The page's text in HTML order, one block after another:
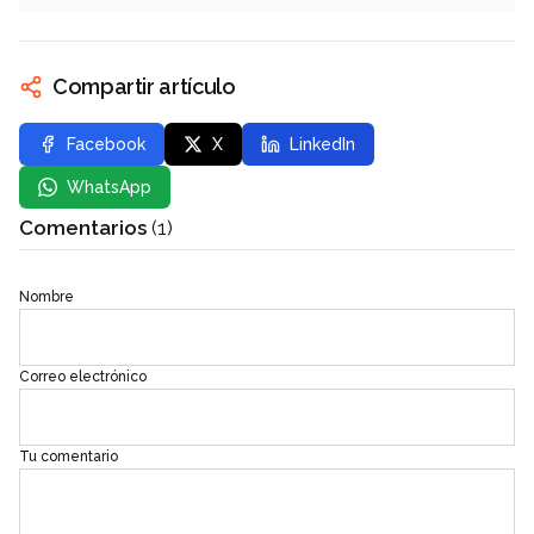
Compartir artículo
Facebook X LinkedIn
WhatsApp
Comentarios (1)
Nombre
Correo electrónico
Tu comentario